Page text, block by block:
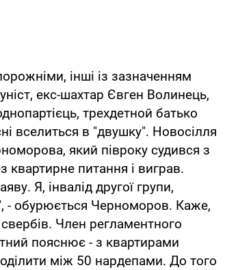
інші із зазначенням
екс-шахтар Євген Волинець,
трехдетной батько
вселиться в "двушку". Новосілля
який півроку судився з
квартирне питання і виграв.
Я, інвалід другої групи,
- обурюється Черноморов. Каже,
Член регламентного
пояснює - з квартирами
між 50 нардепами. До того